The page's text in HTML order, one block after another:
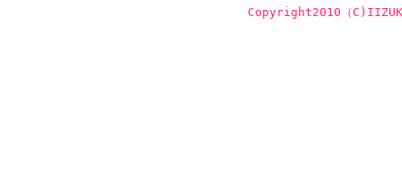
Copyright2010（